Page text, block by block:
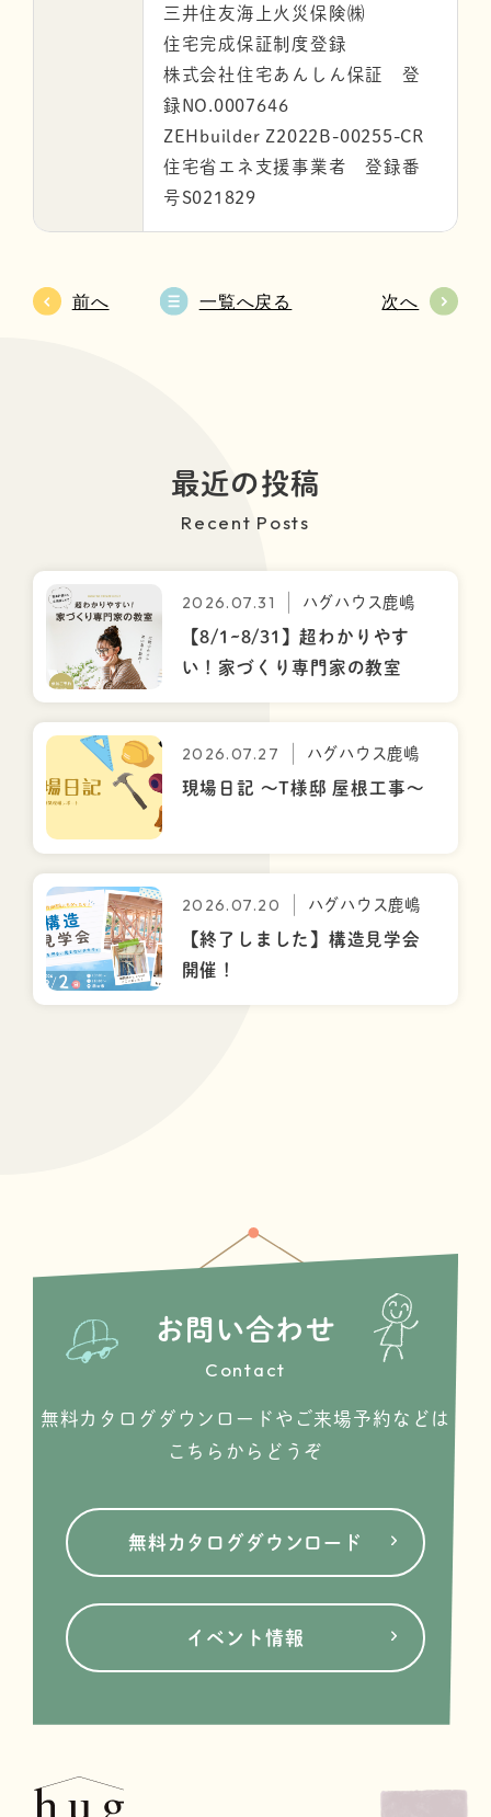
三井住友海上火災保険㈱
住宅完成保証制度登録
株式会社住宅あんしん保証 登
録NO.0007646
ZEHbuilder Z2022B-00255-CR
住宅省エネ支援事業者 登録番
号S021829
一覧へ戻る
前へ 次へ
最近の投稿
Recent Posts
2026.07.31 ハグハウス鹿嶋
【8/1~8/31】超わかりやす
い！家づくり専門家の教室
2026.07.27 ハグハウス鹿嶋
現場日記 ～T様邸 屋根工事～
2026.07.20 ハグハウス鹿嶋
【終了しました】構造見学会
開催！
お問い合わせ
Contact
無料カタログダウンロードやご来場予約などは
こちらからどうぞ
無料カタログダウンロード
イベント情報